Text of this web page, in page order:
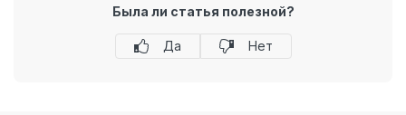
Была ли статья полезной?
Да Нет